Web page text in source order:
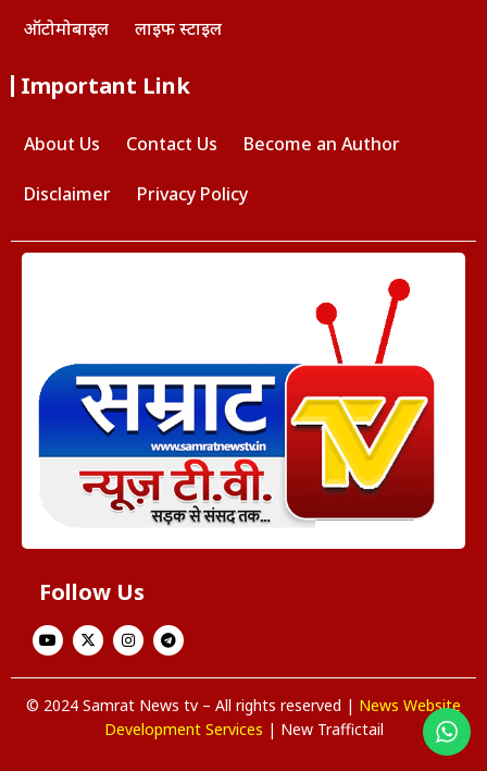
ऑटोमोबाइल लाइफ स्टाइल
Important Link
About Us Contact Us Become an Author
Disclaimer Privacy Policy
Follow Us
© 2024 Samrat News tv – All rights reserved | News Website
Development Services | New Traffictail